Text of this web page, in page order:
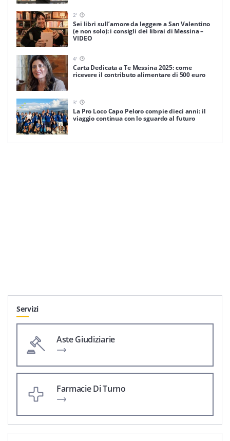
2'
Sei libri sull’amore da leggere a San Valentino
(e non solo): i consigli dei librai di Messina –
VIDEO
4'
Carta Dedicata a Te Messina 2025: come
ricevere il contributo alimentare di 500 euro
3'
La Pro Loco Capo Peloro compie dieci anni: il
viaggio continua con lo sguardo al futuro
Servizi
Aste Giudiziarie
Farmacie Di Turno